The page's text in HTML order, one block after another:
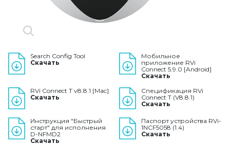
Search Config Tool
Скачать
Мобильное
приложение RVi
Connect 5.9.0 [Android]
Скачать
RVi Connect T v8.8.1 [Mac]
Скачать
Спецификация RVi
Connect T (V8.8.1)
Скачать
Инструкция "Быстрый
старт" для исполнения
D-NFMD2
Скачать
Паспорт устройства RVi-
1NCF5058 (1.4)
Скачать